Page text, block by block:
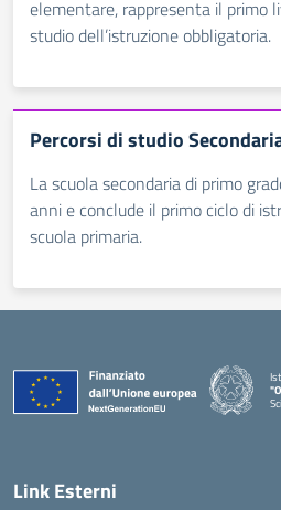
elementare, rappresenta il primo
studio dell’istruzione obbligatoria.
Percorsi di studio
La scuola secondaria di primo
anni e conclude il primo ciclo di
scuola primaria.
Link Esterni